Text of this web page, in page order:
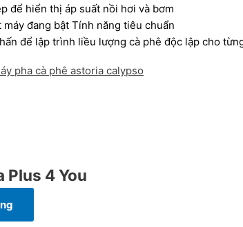
để hiển thị áp suất nồi hơi và bơm
đang bật Tính năng tiêu chuẩn
để lập trình liều lượng cà phê độc lập cho
pha cà phê astoria calypso
Plus 4 You